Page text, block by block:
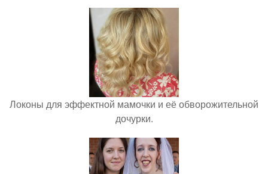
Локоны для эффектной мамочки и её обворожительной
дочурки.